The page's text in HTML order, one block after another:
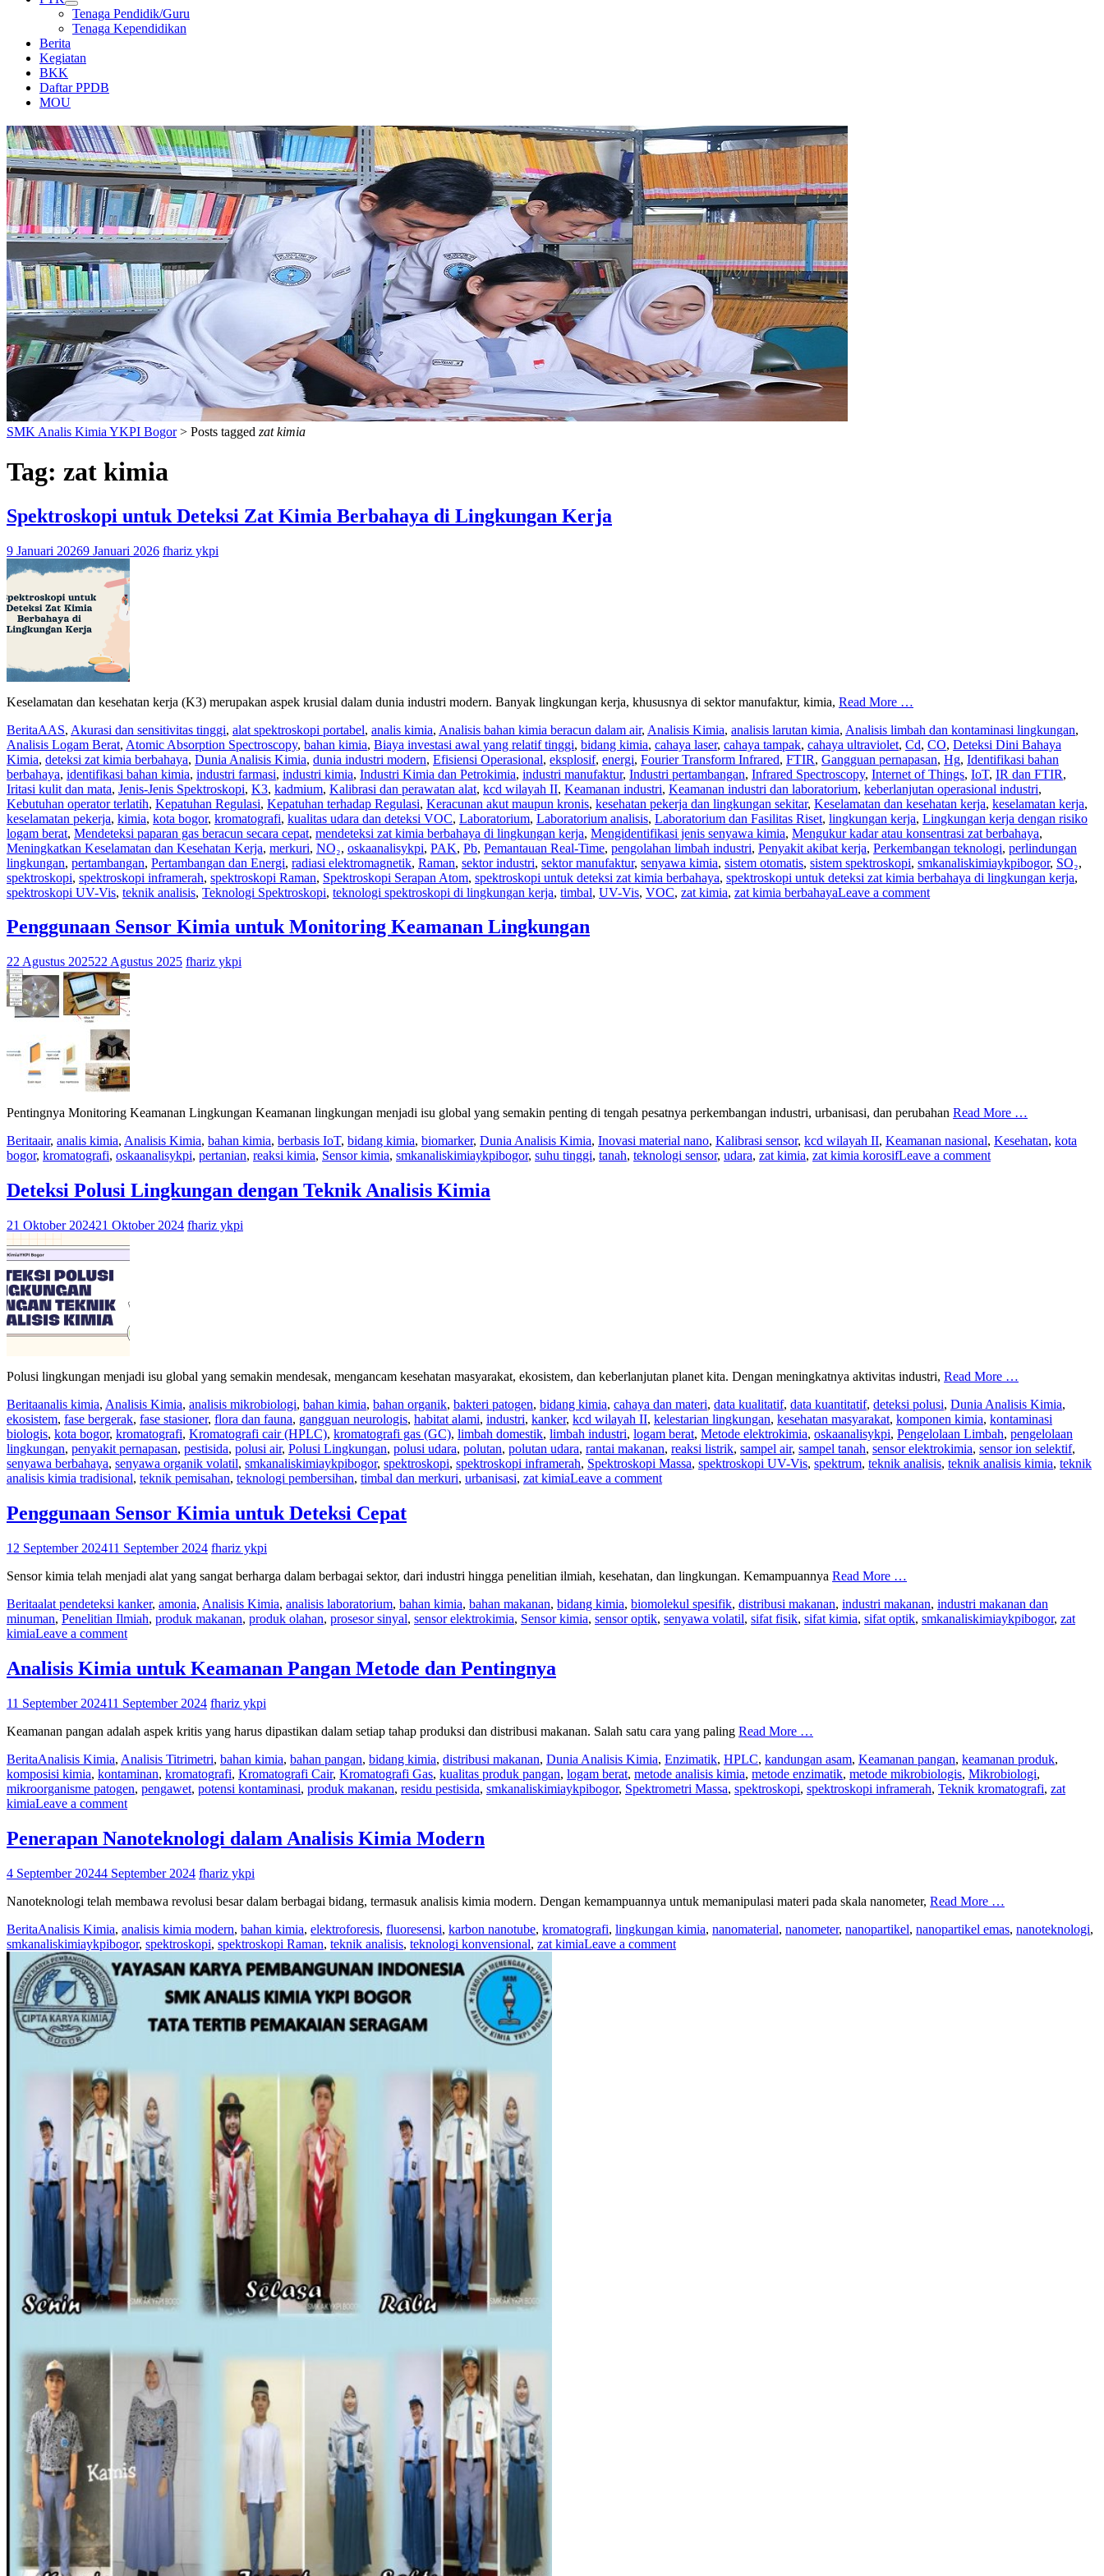
Tenaga Pendidik/Guru
Tenaga Kependidikan
Berita
Kegiatan
BKK
Daftar PPDB
MOU
PERPUSTAKAAN
SMK Analis Kimia YKPI Bogor> Posts tagged zat kimia
Tag: zat kimia
Spektroskopi untuk Deteksi Zat Kimia Berbahaya di Lingkungan Kerja
9 Januari 20269 Januari 2026 fhariz ykpi
Keselamatan dan kesehatan kerja (K3) merupakan aspek krusial dalam dunia industri modern. Banyak lingkungan kerja, khususnya di sektor manufaktur, kimia, Read More …
BeritaAAS, Akurasi dan sensitivitas tinggi, alat spektroskopi portabel, analis kimia, Analisis bahan kimia beracun dalam air, Analisis Kimia, analisis larutan kimia, Analisis limbah dan kontaminasi lingkungan,
Analisis Logam Berat, Atomic Absorption Spectroscopy, bahan kimia, Biaya investasi awal yang relatif tinggi, bidang kimia, cahaya laser, cahaya tampak, cahaya ultraviolet, Cd, CO, Deteksi Dini Bahaya
Kimia, deteksi zat kimia berbahaya, Dunia Analisis Kimia, dunia industri modern, Efisiensi Operasional, eksplosif, energi, Fourier Transform Infrared, FTIR, Gangguan pernapasan, Hg, Identifikasi bahan
berbahaya, identifikasi bahan kimia, industri farmasi, industri kimia, Industri Kimia dan Petrokimia, industri manufaktur, Industri pertambangan, Infrared Spectroscopy, Internet of Things, IoT, IR dan FTIR,
Iritasi kulit dan mata, Jenis-Jenis Spektroskopi, K3, kadmium, Kalibrasi dan perawatan alat, kcd wilayah II, Keamanan industri, Keamanan industri dan laboratorium, keberlanjutan operasional industri,
Kebutuhan operator terlatih, Kepatuhan Regulasi, Kepatuhan terhadap Regulasi, Keracunan akut maupun kronis, kesehatan pekerja dan lingkungan sekitar, Keselamatan dan kesehatan kerja, keselamatan kerja,
keselamatan pekerja, kimia, kota bogor, kromatografi, kualitas udara dan deteksi VOC, Laboratorium, Laboratorium analisis, Laboratorium dan Fasilitas Riset, lingkungan kerja, Lingkungan kerja dengan risiko
logam berat, Mendeteksi paparan gas beracun secara cepat, mendeteksi zat kimia berbahaya di lingkungan kerja, Mengidentifikasi jenis senyawa kimia, Mengukur kadar atau konsentrasi zat berbahaya,
Meningkatkan Keselamatan dan Kesehatan Kerja, merkuri, NO₂, oskaanalisykpi, PAK, Pb, Pemantauan Real-Time, pengolahan limbah industri, Penyakit akibat kerja, Perkembangan teknologi, perlindungan
lingkungan, pertambangan, Pertambangan dan Energi, radiasi elektromagnetik, Raman, sektor industri, sektor manufaktur, senyawa kimia, sistem otomatis, sistem spektroskopi, smkanaliskimiaykpibogor, SO₂,
spektroskopi, spektroskopi inframerah, spektroskopi Raman, Spektroskopi Serapan Atom, spektroskopi untuk deteksi zat kimia berbahaya, spektroskopi untuk deteksi zat kimia berbahaya di lingkungan kerja,
spektroskopi UV-Vis, teknik analisis, Teknologi Spektroskopi, teknologi spektroskopi di lingkungan kerja, timbal, UV-Vis, VOC, zat kimia, zat kimia berbahayaLeave a comment
Penggunaan Sensor Kimia untuk Monitoring Keamanan Lingkungan
22 Agustus 202522 Agustus 2025 fhariz ykpi
Pentingnya Monitoring Keamanan Lingkungan Keamanan lingkungan menjadi isu global yang semakin penting di tengah pesatnya perkembangan industri, urbanisasi, dan perubahan Read More …
Beritaair, analis kimia, Analisis Kimia, bahan kimia, berbasis IoT, bidang kimia, biomarker, Dunia Analisis Kimia, Inovasi material nano, Kalibrasi sensor, kcd wilayah II, Keamanan nasional, Kesehatan, kota
bogor, kromatografi, oskaanalisykpi, pertanian, reaksi kimia, Sensor kimia, smkanaliskimiaykpibogor, suhu tinggi, tanah, teknologi sensor, udara, zat kimia, zat kimia korosifLeave a comment
Deteksi Polusi Lingkungan dengan Teknik Analisis Kimia
21 Oktober 202421 Oktober 2024 fhariz ykpi
Polusi lingkungan menjadi isu global yang semakin mendesak, mengancam kesehatan masyarakat, ekosistem, dan keberlanjutan planet kita. Dengan meningkatnya aktivitas industri, Read More …
Beritaanalis kimia, Analisis Kimia, analisis mikrobiologi, bahan kimia, bahan organik, bakteri patogen, bidang kimia, cahaya dan materi, data kualitatif, data kuantitatif, deteksi polusi, Dunia Analisis Kimia,
ekosistem, fase bergerak, fase stasioner, flora dan fauna, gangguan neurologis, habitat alami, industri, kanker, kcd wilayah II, kelestarian lingkungan, kesehatan masyarakat, komponen kimia, kontaminasi
biologis, kota bogor, kromatografi, Kromatografi cair (HPLC), kromatografi gas (GC), limbah domestik, limbah industri, logam berat, Metode elektrokimia, oskaanalisykpi, Pengelolaan Limbah, pengelolaan
lingkungan, penyakit pernapasan, pestisida, polusi air, Polusi Lingkungan, polusi udara, polutan, polutan udara, rantai makanan, reaksi listrik, sampel air, sampel tanah, sensor elektrokimia, sensor ion selektif,
senyawa berbahaya, senyawa organik volatil, smkanaliskimiaykpibogor, spektroskopi, spektroskopi inframerah, Spektroskopi Massa, spektroskopi UV-Vis, spektrum, teknik analisis, teknik analisis kimia, teknik
analisis kimia tradisional, teknik pemisahan, teknologi pembersihan, timbal dan merkuri, urbanisasi, zat kimiaLeave a comment
Penggunaan Sensor Kimia untuk Deteksi Cepat
12 September 202411 September 2024 fhariz ykpi
Sensor kimia telah menjadi alat yang sangat berharga dalam berbagai sektor, dari industri hingga penelitian ilmiah, kesehatan, dan lingkungan. Kemampuannya Read More …
Beritaalat pendeteksi kanker, amonia, Analisis Kimia, analisis laboratorium, bahan kimia, bahan makanan, bidang kimia, biomolekul spesifik, distribusi makanan, industri makanan, industri makanan dan
minuman, Penelitian Ilmiah, produk makanan, produk olahan, prosesor sinyal, sensor elektrokimia, Sensor kimia, sensor optik, senyawa volatil, sifat fisik, sifat kimia, sifat optik, smkanaliskimiaykpibogor, zat
kimiaLeave a comment
Analisis Kimia untuk Keamanan Pangan Metode dan Pentingnya
11 September 202411 September 2024 fhariz ykpi
Keamanan pangan adalah aspek kritis yang harus dipastikan dalam setiap tahap produksi dan distribusi makanan. Salah satu cara yang paling Read More …
BeritaAnalisis Kimia, Analisis Titrimetri, bahan kimia, bahan pangan, bidang kimia, distribusi makanan, Dunia Analisis Kimia, Enzimatik, HPLC, kandungan asam, Keamanan pangan, keamanan produk,
komposisi kimia, kontaminan, kromatografi, Kromatografi Cair, Kromatografi Gas, kualitas produk pangan, logam berat, metode analisis kimia, metode enzimatik, metode mikrobiologis, Mikrobiologi,
mikroorganisme patogen, pengawet, potensi kontaminasi, produk makanan, residu pestisida, smkanaliskimiaykpibogor, Spektrometri Massa, spektroskopi, spektroskopi inframerah, Teknik kromatografi, zat
kimiaLeave a comment
Penerapan Nanoteknologi dalam Analisis Kimia Modern
4 September 20244 September 2024 fhariz ykpi
Nanoteknologi telah membawa revolusi besar dalam berbagai bidang, termasuk analisis kimia modern. Dengan kemampuannya untuk memanipulasi materi pada skala nanometer, Read More …
BeritaAnalisis Kimia, analisis kimia modern, bahan kimia, elektroforesis, fluoresensi, karbon nanotube, kromatografi, lingkungan kimia, nanomaterial, nanometer, nanopartikel, nanopartikel emas, nanoteknologi,
smkanaliskimiaykpibogor, spektroskopi, spektroskopi Raman, teknik analisis, teknologi konvensional, zat kimiaLeave a comment